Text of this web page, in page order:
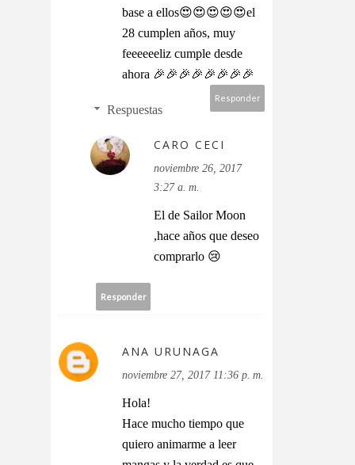
base a ellos😍😍😍😍😍el
28 cumplen años, muy
feeeeeeliz cumple desde
ahora 🎉🎉🎉🎉🎉🎉🎉🎉
Responder
Respuestas
CARO CECI
noviembre 26, 2017
3:27 a. m.
El de Sailor Moon
,hace años que deseo
comprarlo 😢
Responder
ANA URUNAGA
noviembre 27, 2017 11:36 p. m.
Hola!
Hace mucho tiempo que
quiero animarme a leer